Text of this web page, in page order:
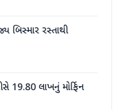
બિસ્માર રસ્તાથી
19.80 લાખનું મોર્ફિન